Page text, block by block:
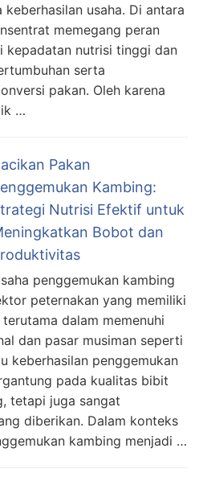
usaha. Di antara
memegang peran
kepadatan nutrisi tinggi dan
serta
pakan. Oleh karena
…
Pakan
Kambing:
Nutrisi Efektif untuk
Bobot dan
penggemukan kambing
peternakan yang memiliki
dalam memenuhi
dan pasar musiman seperti
keberhasilan penggemukan
pada kualitas bibit
tetapi juga sangat
diberikan. Dalam konteks
kambing menjadi …